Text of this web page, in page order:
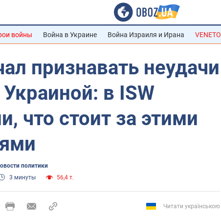
войны Война в Украине Война Израиля и Ирана VENETO
признавать неудачи
в ISW
что стоит за этими
политики
3 минуты 56,4 т.
Читати українською